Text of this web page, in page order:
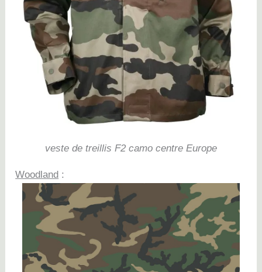
veste de treillis F2 camo centre Europe
Woodland :